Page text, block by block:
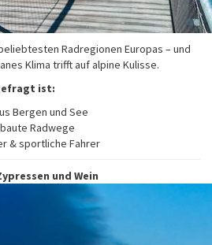
Radregionen Europas – und
Klima trifft auf alpine Kulisse.
ist:
Bergen und See
Radwege
& sportliche Fahrer
und Wein